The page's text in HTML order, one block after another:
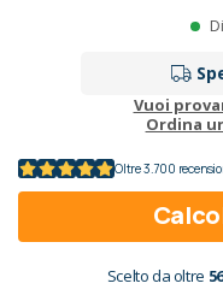
Vuoi
Ordina
Oltre 3.700
Scelto da oltre 56